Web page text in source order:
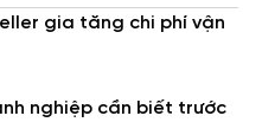
gia tăng chi phí vận
nghiệp cần biết trước